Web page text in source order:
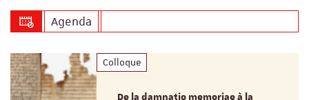
Agenda
Colloque
De la damnatio memoriae à la